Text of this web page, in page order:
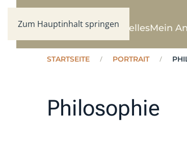
Zum Hauptinhalt springen
WillkommenAktuellesMein
STARTSEITE PORTRAIT
Philosophie